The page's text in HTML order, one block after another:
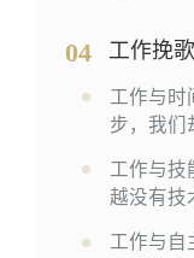
04 工作挽
工作与时
步，我们
工作与技
越没有技
工作与自